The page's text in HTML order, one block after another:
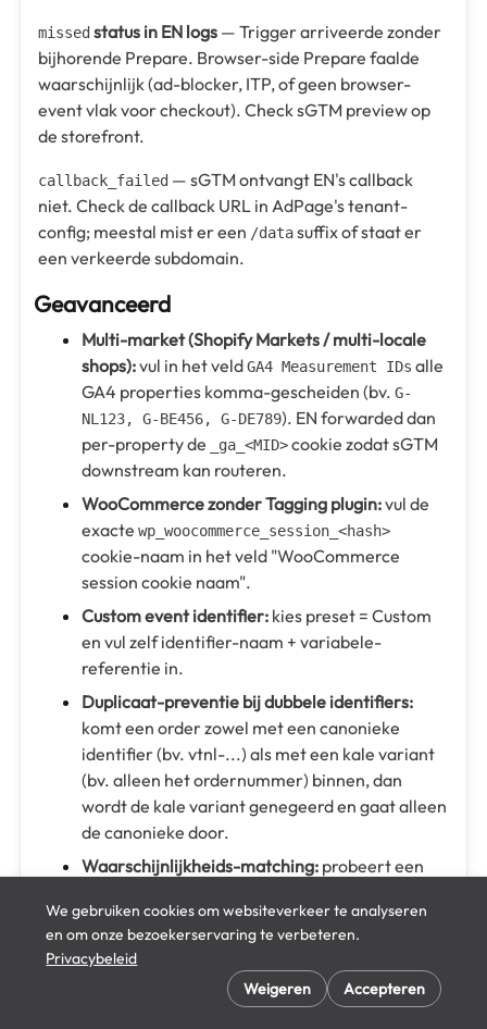
We gebruiken cookies om websiteverkeer te analyseren
en om onze bezoekerservaring te verbeteren.
Privacybeleid
Weigeren
Accepteren
missed status in EN logs — Trigger arriveerde zonder
bijhorende Prepare. Browser-side Prepare faalde
waarschijnlijk (ad-blocker, ITP, of geen browser-
event vlak voor checkout). Check sGTM preview op
de storefront.
callback_failed — sGTM ontvangt EN's callback
niet. Check de callback URL in AdPage's tenant-
config; meestal mist er een /datasuffix of staat er
een verkeerde subdomain.
Geavanceerd
Multi-market (Shopify Markets / multi-locale
shops):vul in het veldGA4 Measurement IDs alle
GA4 properties komma-gescheiden (bv. G-
NL123, G-BE456, G-DE789). EN forwarded dan
per-property de
_ga_ <MID>cookie zodat sGTM
downstream kan routeren.
WooCommerce zonder Tagging plugin:vul de
exacte wp_woocommerce_session_<hash>
cookie-naam in het veld "WooCommerce
session cookie naam".
Custom event identifier: kies preset = Custom
en vul zelf identifier-naam + variabele-
referentie in.
Duplicaat-preventie bij dubbele identifiers:
komt een order zowel met een canonieke
identifier (bv. vtnl-...) als met een kale variant
(bv. alleen het ordernummer) binnen, dan
wordt de kale variant genegeerd en gaat alleen
de canonieke door.
Waarschijnlijkheids-matching: probeert een
koppelen aan een recente Prepare op basis van
items, bedrag, klant-identiteit en timing. Bij
voldoende zekerheid wordt het event met
status Waarschijnlijk (i.p.v. matched) naar GA4